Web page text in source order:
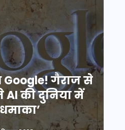
गैराज से
की दुनिया में